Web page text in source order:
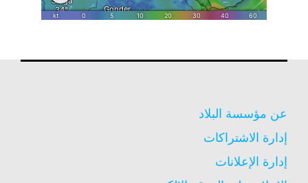
عن مؤسسة البلاد
إدارة الاشتراكات
إدارة الإعلانات